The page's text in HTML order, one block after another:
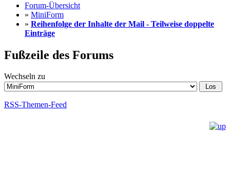
Forum-Übersicht
» MiniForm
» Reihenfolge der Inhalte der Mail - Teilweise doppelte
Einträge
Fußzeile des Forums
Wechseln zu
RSS-Themen-Feed